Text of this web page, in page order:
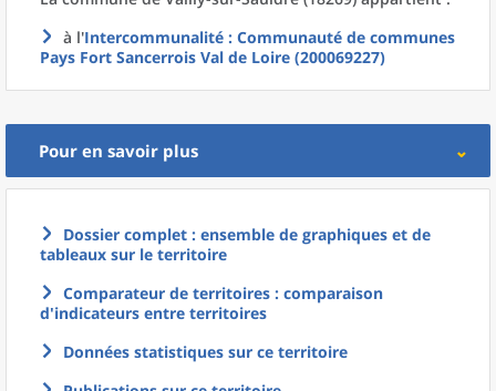
à l'Intercommunalité : Communauté de communes
Pays Fort Sancerrois Val de Loire (200069227)
Pour en savoir plus
Dossier complet : ensemble de graphiques et de
tableaux sur le territoire
Comparateur de territoires : comparaison
d'indicateurs entre territoires
Données statistiques sur ce territoire